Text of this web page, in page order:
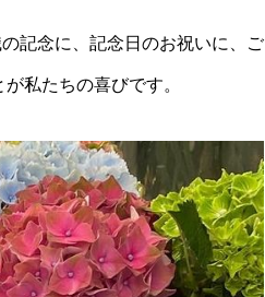
記念に、記念日のお祝いに、ご
私たちの喜びです。